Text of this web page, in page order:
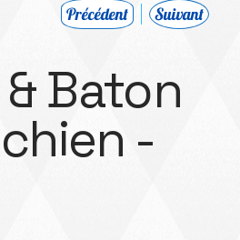
Précédent Suivant
Baton
-